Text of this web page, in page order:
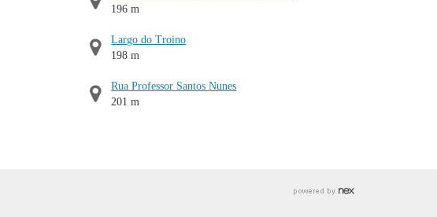
196 m
Largo do Troino
198 m
Rua Professor Santos Nunes
201 m